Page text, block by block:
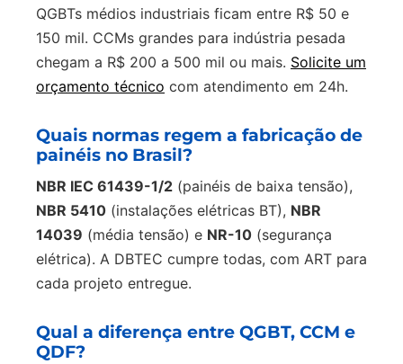
QGBTs médios industriais ficam entre R$ 50 e
150 mil. CCMs grandes para indústria pesada
chegam a R$ 200 a 500 mil ou mais. Solicite um
orçamento técnico com atendimento em 24h.
Quais normas regem a fabricação de
painéis no Brasil?
NBR IEC 61439-1/2 (painéis de baixa tensão),
NBR 5410 (instalações elétricas BT), NBR
14039 (média tensão) e NR-10 (segurança
elétrica). A DBTEC cumpre todas, com ART para
cada projeto entregue.
Qual a diferença entre QGBT, CCM e
QDF?